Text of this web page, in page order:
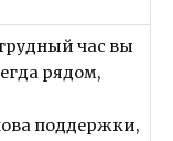
час вы
рядом,
поддержки,